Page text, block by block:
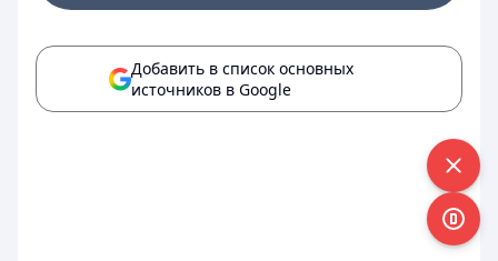
Добавить в список основных
источников в Google